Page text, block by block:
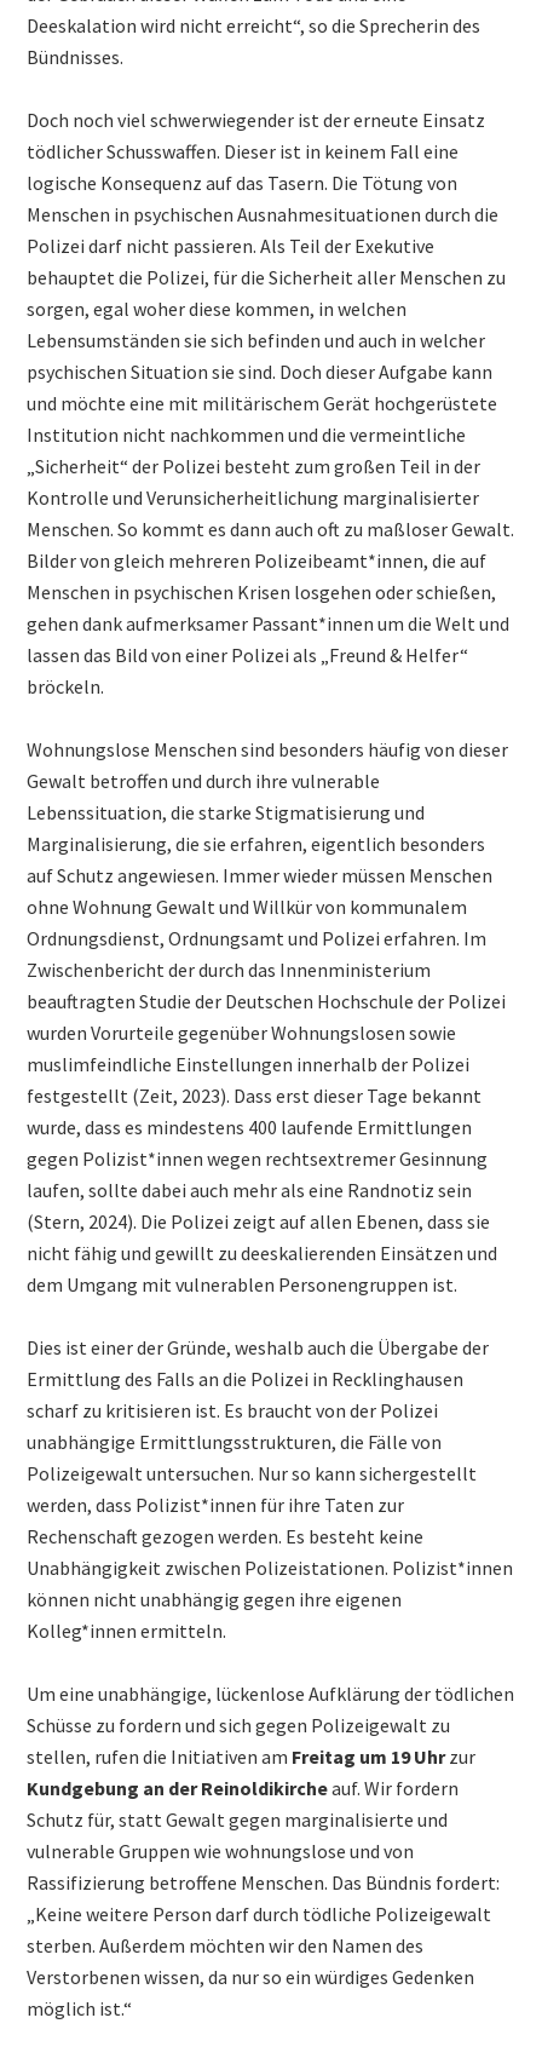
Deeskalation wird nicht erreicht“, so die Sprecherin des
Bündnisses.
Doch noch viel schwerwiegender ist der erneute Einsatz
tödlicher Schusswaffen. Dieser ist in keinem Fall eine
logische Konsequenz auf das Tasern. Die Tötung von
Menschen in psychischen Ausnahmesituationen durch die
Polizei darf nicht passieren. Als Teil der Exekutive
behauptet die Polizei, für die Sicherheit aller Menschen zu
sorgen, egal woher diese kommen, in welchen
Lebensumständen sie sich befinden und auch in welcher
psychischen Situation sie sind. Doch dieser Aufgabe kann
und möchte eine mit militärischem Gerät hochgerüstete
Institution nicht nachkommen und die vermeintliche
„Sicherheit“ der Polizei besteht zum großen Teil in der
Kontrolle und Verunsicherheitlichung marginalisierter
Menschen. So kommt es dann auch oft zu maßloser Gewalt.
Bilder von gleich mehreren Polizeibeamt*innen, die auf
Menschen in psychischen Krisen losgehen oder schießen,
gehen dank aufmerksamer Passant*innen um die Welt und
lassen das Bild von einer Polizei als „Freund & Helfer“
bröckeln.
Wohnungslose Menschen sind besonders häufig von dieser
Gewalt betroffen und durch ihre vulnerable
Lebenssituation, die starke Stigmatisierung und
Marginalisierung, die sie erfahren, eigentlich besonders
auf Schutz angewiesen. Immer wieder müssen Menschen
ohne Wohnung Gewalt und Willkür von kommunalem
Ordnungsdienst, Ordnungsamt und Polizei erfahren. Im
Zwischenbericht der durch das Innenministerium
beauftragten Studie der Deutschen Hochschule der Polizei
wurden Vorurteile gegenüber Wohnungslosen sowie
muslimfeindliche Einstellungen innerhalb der Polizei
festgestellt (Zeit, 2023). Dass erst dieser Tage bekannt
wurde, dass es mindestens 400 laufende Ermittlungen
gegen Polizist*innen wegen rechtsextremer Gesinnung
laufen, sollte dabei auch mehr als eine Randnotiz sein
(Stern, 2024). Die Polizei zeigt auf allen Ebenen, dass sie
nicht fähig und gewillt zu deeskalierenden Einsätzen und
dem Umgang mit vulnerablen Personengruppen ist.
Dies ist einer der Gründe, weshalb auch die Übergabe der
Ermittlung des Falls an die Polizei in Recklinghausen
scharf zu kritisieren ist. Es braucht von der Polizei
unabhängige Ermittlungsstrukturen, die Fälle von
Polizeigewalt untersuchen. Nur so kann sichergestellt
werden, dass Polizist*innen für ihre Taten zur
Rechenschaft gezogen werden. Es besteht keine
Unabhängigkeit zwischen Polizeistationen. Polizist*innen
können nicht unabhängig gegen ihre eigenen
Kolleg*innen ermitteln.
Um eine unabhängige, lückenlose Aufklärung der tödlichen
Schüsse zu fordern und sich gegen Polizeigewalt zu
stellen, rufen die Initiativen am Freitag um 19 Uhrzur
Kundgebung an der Reinoldikircheauf. Wir fordern
Schutz für, statt Gewalt gegen marginalisierte und
vulnerable Gruppen wie wohnungslose und von
Rassifizierung betroffene Menschen. Das Bündnis fordert:
„Keine weitere Person darf durch tödliche Polizeigewalt
sterben. Außerdem möchten wir den Namen des
Verstorbenen wissen, da nur so ein würdiges Gedenken
möglich ist.“